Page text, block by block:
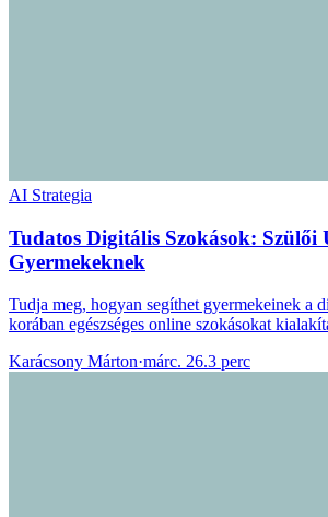
AI Strategia
Tudatos Digitális Szokások: Szülői
Gyermekeknek
Tudja meg, hogyan segíthet gyermekeinek a
korában egészséges online szokásokat
Karácsony Márton·márc. 26.3 perc